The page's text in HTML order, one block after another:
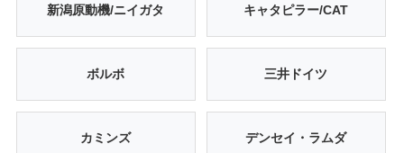
新潟原動機/ニイガタ キャタピラー/CAT
ボルボ 三井ドイツ
カミンズ デンセイ・ラムダ